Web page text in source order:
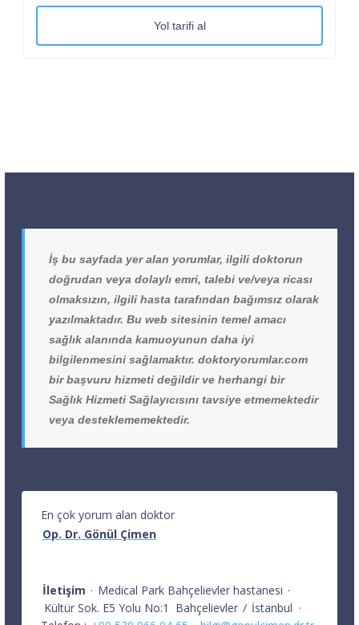
Yol tarifi al
İş bu sayfada yer alan yorumlar, ilgili doktorun
doğrudan veya dolaylı emri, talebi ve/veya ricası
olmaksızın, ilgili hasta tarafından bağımsız olarak
yazılmaktadır. Bu web sitesinin temel amacı
sağlık alanında kamuoyunun daha iyi
bilgilenmesini sağlamaktır. doktoryorumlar.com
bir başvuru hizmeti değildir ve herhangi bir
Sağlık Hizmeti Sağlayıcısını tavsiye etmemektedir
veya desteklememektedir.
En çok yorum alan doktor
Op. Dr. Gönül Çimen
İletişim · Medical Park Bahçelievler hastanesi ·
Kültür Sok. E5 Yolu No:1
Bahçelievler / İstanbul ·